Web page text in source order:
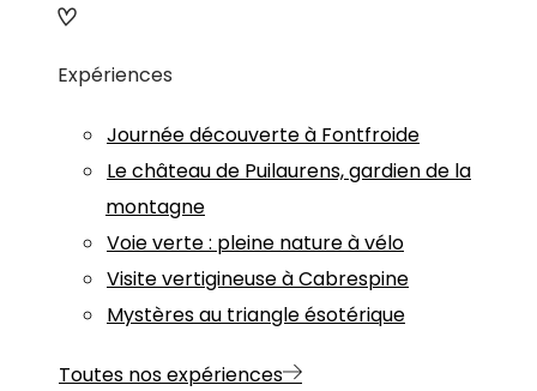
Expériences
Journée découverte à Fontfroide
Le château de Puilaurens, gardien de la
montagne
Voie verte : pleine nature à vélo
Visite vertigineuse à Cabrespine
Mystères au triangle ésotérique
Toutes nos expériences